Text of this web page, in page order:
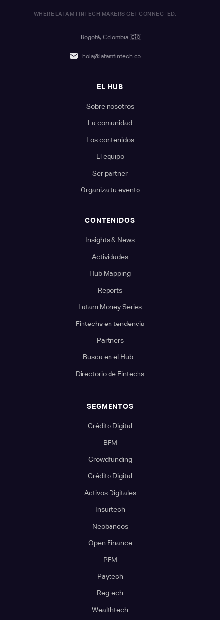
WHERE LATAM FINTECH MAKERS GET CONNECTED.
Bogotá, Colombia 🇨🇴
hola@latamfintech.co
EL HUB
Sobre nosotros
La comunidad
Los contenidos
El equipo
Ser partner
Organiza tu evento
CONTENIDOS
Insights & News
Actividades
Hub Mapping
Reports
Latam Money Series
Fintechs en tendencia
Partners
Busca en el Hub...
Directorio de Fintechs
SEGMENTOS
Crédito Digital
BFM
Crowdfunding
Crédito Digital
Activos Digitales
Insurtech
Neobancos
Open Finance
PFM
Paytech
Regtech
Wealthtech